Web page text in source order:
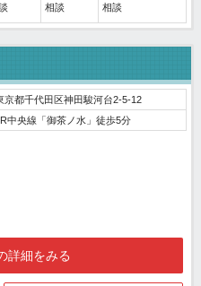
相談 相談
京都千代田区神田駿河台2-5-12
中央線「御茶ノ水」徒歩5分
詳細をみる